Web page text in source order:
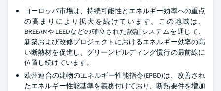
ヨーロッパ市場は、持続可能性とエネルギー効率への重点
の高まりにより拡大を続けています。この地域は、
BREEAMやLEEDなどの確立された認証システムを通じて、
新築および改修プロジェクトにおけるエネルギー効率の高
い断熱材を促進し、グリーンビルディング慣行の最前線に
位置し続けています。
欧州連合の建物のエネルギー性能指令(EPBD)は、改善され
たエネルギー性能基準を義務付けており、断熱要件を増加